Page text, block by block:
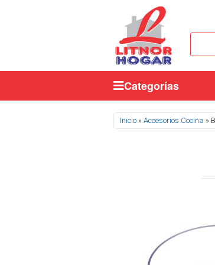
Categorías
Se encuentra usted
Inicio » Accesorios Cocina »